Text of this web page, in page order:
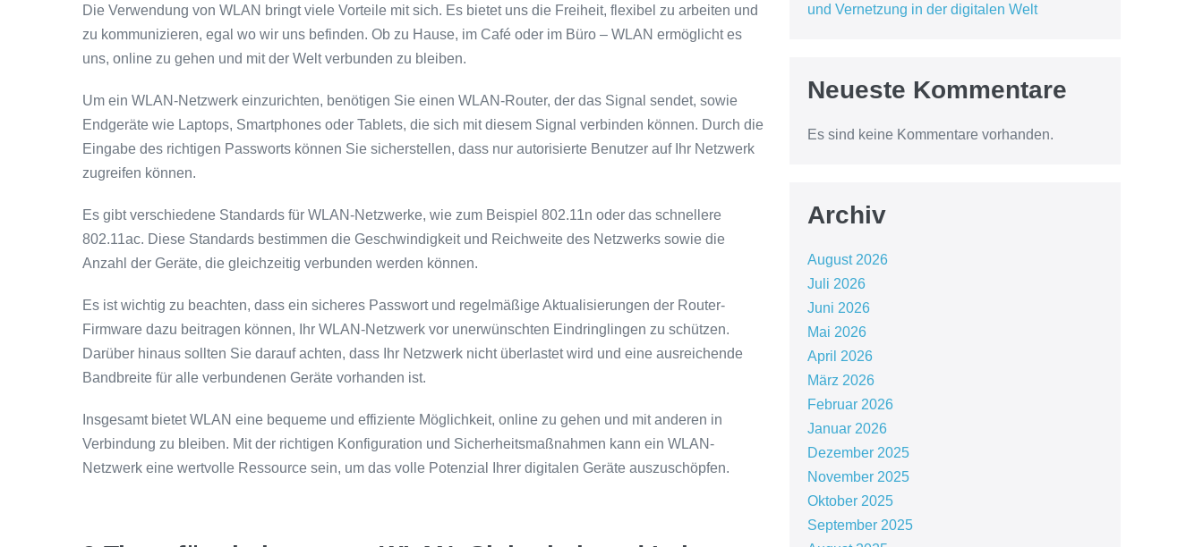
Die Verwendung von WLAN bringt viele Vorteile mit sich. Es bietet uns die Freiheit, flexibel zu arbeiten und
zu kommunizieren, egal wo wir uns befinden. Ob zu Hause, im Café oder im Büro – WLAN ermöglicht es
uns, online zu gehen und mit der Welt verbunden zu bleiben.
Um ein WLAN-Netzwerk einzurichten, benötigen Sie einen WLAN-Router, der das Signal sendet, sowie
Endgeräte wie Laptops, Smartphones oder Tablets, die sich mit diesem Signal verbinden können. Durch die
Eingabe des richtigen Passworts können Sie sicherstellen, dass nur autorisierte Benutzer auf Ihr Netzwerk
zugreifen können.
Es gibt verschiedene Standards für WLAN-Netzwerke, wie zum Beispiel 802.11n oder das schnellere
802.11ac. Diese Standards bestimmen die Geschwindigkeit und Reichweite des Netzwerks sowie die
Anzahl der Geräte, die gleichzeitig verbunden werden können.
Es ist wichtig zu beachten, dass ein sicheres Passwort und regelmäßige Aktualisierungen der Router-
Firmware dazu beitragen können, Ihr WLAN-Netzwerk vor unerwünschten Eindringlingen zu schützen.
Darüber hinaus sollten Sie darauf achten, dass Ihr Netzwerk nicht überlastet wird und eine ausreichende
Bandbreite für alle verbundenen Geräte vorhanden ist.
Insgesamt bietet WLAN eine bequeme und effiziente Möglichkeit, online zu gehen und mit anderen in
Verbindung zu bleiben. Mit der richtigen Konfiguration und Sicherheitsmaßnahmen kann ein WLAN-
Netzwerk eine wertvolle Ressource sein, um das volle Potenzial Ihrer digitalen Geräte auszuschöpfen.
und Vernetzung in der digitalen Welt
Neueste Kommentare
Es sind keine Kommentare vorhanden.
Archiv
August 2026
Juli 2026
Juni 2026
Mai 2026
April 2026
März 2026
Februar 2026
Januar 2026
Dezember 2025
November 2025
Oktober 2025
September 2025